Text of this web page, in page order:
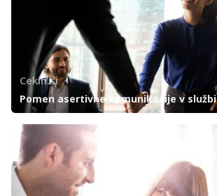
Cekin.si
Pomen asertivne komunikacije v službi